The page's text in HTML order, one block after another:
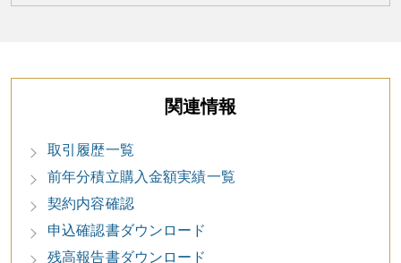
関連情報
取引履歴一覧
前年分積立購入金額実績一覧
契約内容確認
申込確認書ダウンロード
残高報告書ダウンロード